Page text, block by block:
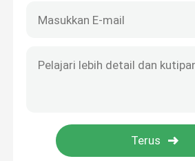
Mesin Pengering Santai